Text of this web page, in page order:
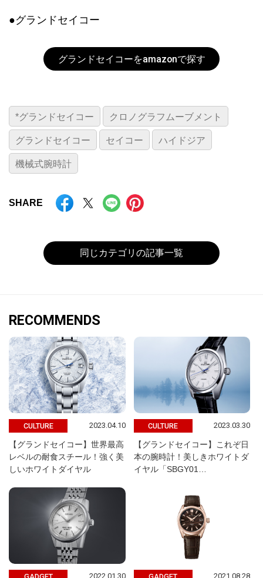
●グランドセイコー
グランドセイコーをamazonで探す
*グランドセイコー クロノグラフムーブメント
グランドセイコー セイコー ハイドジア
機械式腕時計
SHARE
同じカテゴリの記事一覧
RECOMMENDS
CULTURE 2023.04.10
【グランドセイコー】世界最高
レベルの耐食スチール！強く美
しいホワイトダイヤル
CULTURE 2023.03.30
【グランドセイコー】これぞ日
本の腕時計！美しきホワイトダ
イヤル「SBGY01…
2022.01.30 2021.08.28